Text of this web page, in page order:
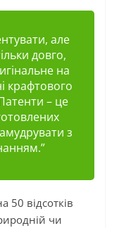
але
довго,
на
крафтового
– це
з
50 відсотків
чи